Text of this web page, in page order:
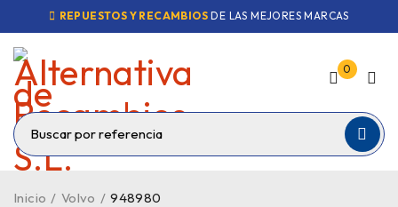
REPUESTOS Y RECAMBIOS DE LAS MEJORES MARCAS
0
Inicio / Volvo / 948980